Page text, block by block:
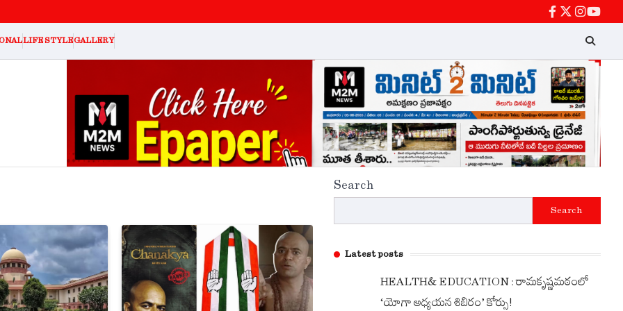
facebook
twitter
LIFE STYLEGALLERY
Search
Search
Latest posts
HEALTH& EDUCATION : రామకృష్ణమఠంలో
‘యోగా అధ్యయన శిబిరం’ కోర్సు!